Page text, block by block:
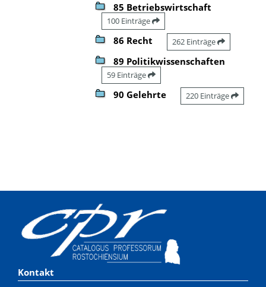
85 Betriebswirtschaft
100 Einträge
86 Recht 262 Einträge
89 Politikwissenschaften
59 Einträge
90 Gelehrte 220 Einträge
Kontakt